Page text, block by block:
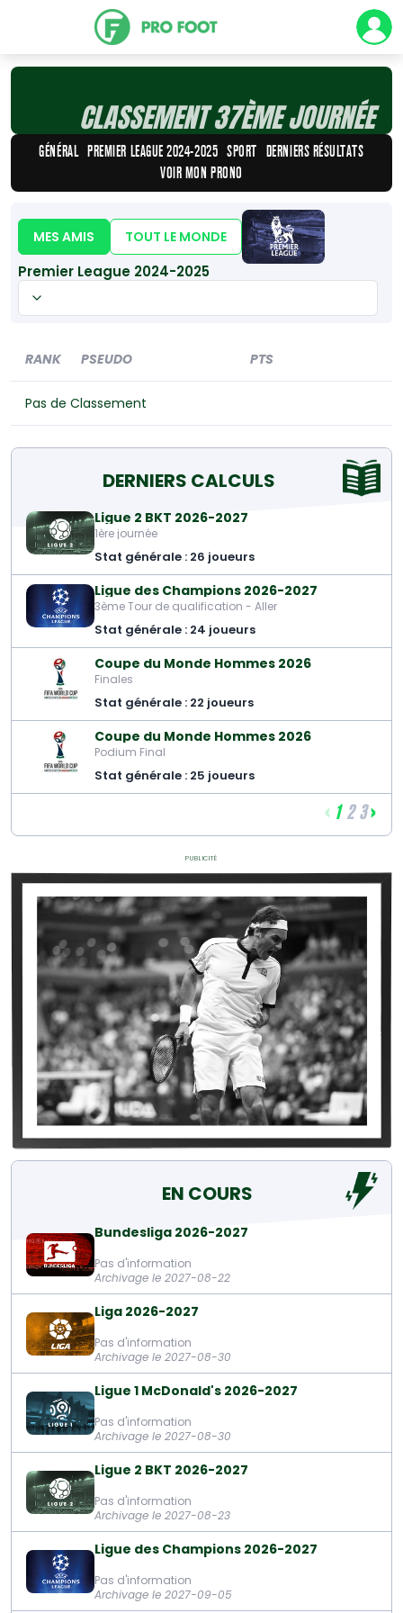
CLASSEMENT 37ÈME JOURNÉE
Défi
GÉNÉRAL PREMIER LEAGUE 2024-2025 SPORT
DERNIERS RÉSULTATS
VOIR MON PRONO
MES AMIS TOUT LE MONDE
Premier League 2024-2025
RANK PSEUDO PTS
Pas de Classement
DERNIERS CALCULS
Ligue 2 BKT 2026-2027
1ère journée
Stat générale : 26 joueurs
Ligue des Champions 2026-2027
3ème Tour de qualification - Aller
Stat générale : 24 joueurs
Coupe du Monde Hommes 2026
Finales
Stat générale : 22 joueurs
Coupe du Monde Hommes 2026
Podium Final
Stat générale : 25 joueurs
‹ 1 2 3 ›
Publicité
EN COURS
Bundesliga 2026-2027
Pas d'information
Archivage le 2027-08-22
Liga 2026-2027
Pas d'information
Archivage le 2027-08-30
Ligue 1 McDonald's 2026-2027
Pas d'information
Archivage le 2027-08-30
Ligue 2 BKT 2026-2027
Pas d'information
Archivage le 2027-08-23
Ligue des Champions 2026-2027
Pas d'information
Archivage le 2027-09-05